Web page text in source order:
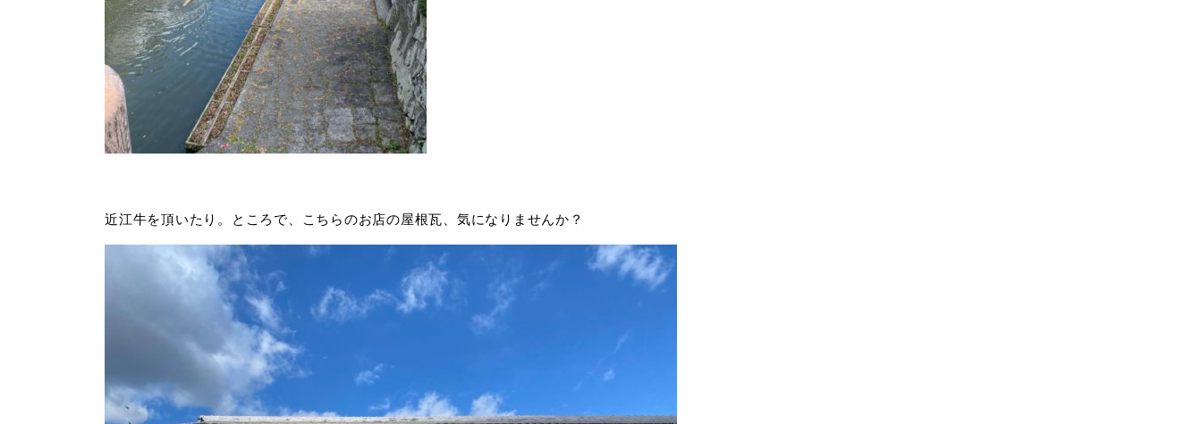
近江牛を頂いたり。ところで、こちらのお店の屋根瓦、気になりませんか？